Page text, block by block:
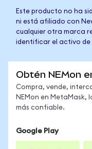
Este producto no ha
ni está afiliado con
cualquier otra marca
identificar el activo de
Obtén NEMon
Compra, vende,
NEMon en MetaMask,
más confiable.
Google Play